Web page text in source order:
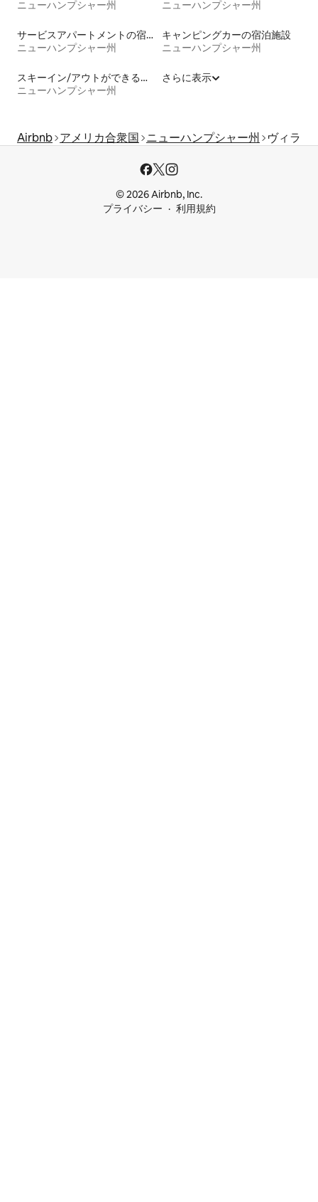
ニューハンプシャー州 ニューハンプシャー州
サービスアパートメントの宿泊施設
ニューハンプシャー州
キャンピングカーの宿泊施設
ニューハンプシャー州
スキーイン/アウトができる宿泊先
ニューハンプシャー州
さらに表示
Airbnb アメリカ合衆国 ニューハンプシャー州 ヴィラ
© 2026 Airbnb, Inc.
プライバシー
利用規約